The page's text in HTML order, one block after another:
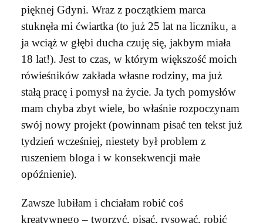
pięknej Gdyni. Wraz z początkiem marca
stuknęła mi ćwiartka (to już 25 lat na liczniku, a
ja wciąż w głębi ducha czuję się, jakbym miała
18 lat!). Jest to czas, w którym większość moich
rówieśników zakłada własne rodziny, ma już
stałą pracę i pomysł na życie. Ja tych pomysłów
mam chyba zbyt wiele, bo właśnie rozpoczynam
swój nowy projekt (powinnam pisać ten tekst już
tydzień wcześniej, niestety był problem z
ruszeniem bloga i w konsekwencji małe
opóźnienie).
Zawsze lubiłam i chciałam robić coś
kreatywnego – tworzyć, pisać, rysować, robić